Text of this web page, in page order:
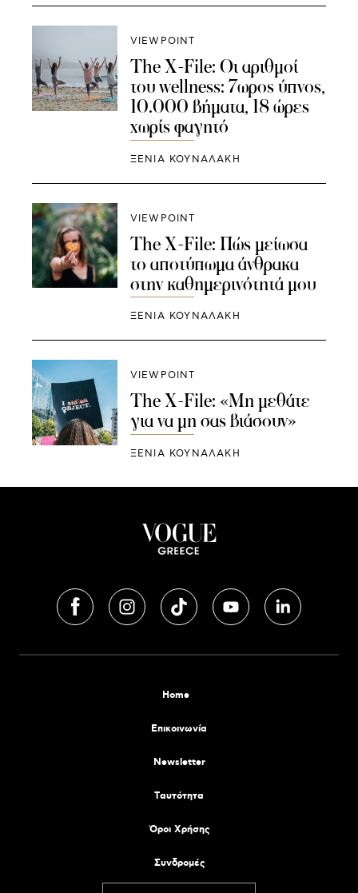
VIEWPOINT
The X-File: Οι αριθμοί
του wellness: 7ωρος ύπνος,
10.000 βήματα, 18 ώρες
χωρίς φαγητό
ΞΕΝΙΑ ΚΟΥΝΑΛΑΚΗ
VIEWPOINT
The X-File: Πώς μείωσα
το αποτύπωμα άνθρακα
στην καθημερινότητά μου
ΞΕΝΙΑ ΚΟΥΝΑΛΑΚΗ
VIEWPOINT
The X-File: «Μη μεθάτε
για να μη σας βιάσουν»
ΞΕΝΙΑ ΚΟΥΝΑΛΑΚΗ
Home
Επικοινωνία
Newsletter
Tαυτότητα
Όροι Χρήσης
Συνδρομές